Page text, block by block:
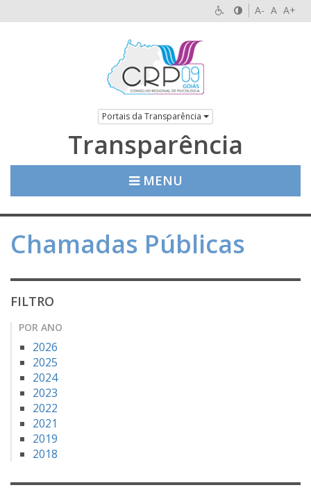
A- A A+
Portais da Transparência
Transparência
MENU
Chamadas Públicas
FILTRO
POR ANO
2026
2025
2024
2023
2022
2021
2019
2018